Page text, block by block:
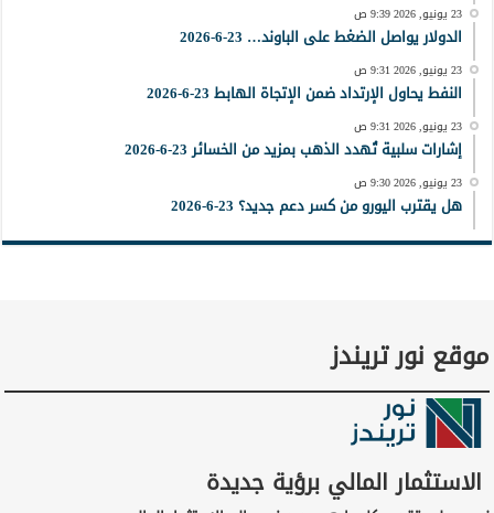
23 يونيو, 2026 9:39 ص
الدولار يواصل الضغط على الباوند… 23-6-2026
23 يونيو, 2026 9:31 ص
النفط يحاول الإرتداد ضمن الإتجاة الهابط 23-6-2026
23 يونيو, 2026 9:31 ص
إشارات سلبية تُهدد الذهب بمزيد من الخسائر 23-6-2026
23 يونيو, 2026 9:30 ص
هل يقترب اليورو من كسر دعم جديد؟ 23-6-2026
موقع نور تريندز
الاستثمار المالي برؤية جديدة